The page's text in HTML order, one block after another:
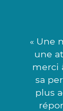
« Une
une
merci
sa
plus